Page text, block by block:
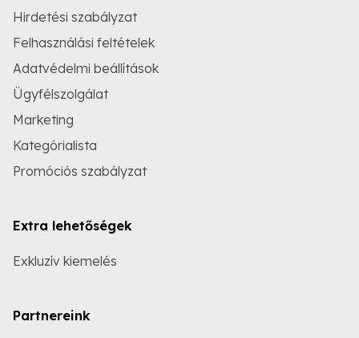
Hirdetési szabályzat
Felhasználási feltételek
Adatvédelmi beállítások
Ügyfélszolgálat
Marketing
Kategórialista
Promóciós szabályzat
Extra lehetőségek
Exkluzív kiemelés
Partnereink